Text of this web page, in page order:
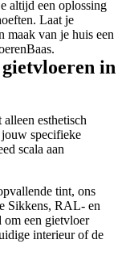
altijd een oplossing
Laat je
maak van je huis een
in
esthetisch
specifieke
scala aan
tint, ons
Sikkens, RAL- en
een gietvloer
interieur of de